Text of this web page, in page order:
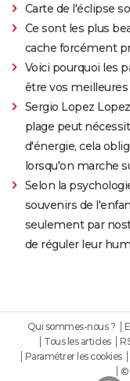
Carte de l'éclipse
Ce sont les plus
cache forcément
Voici pourquoi les
être vos meilleures
Sergio Lopez
plage peut
d'énergie, cela
lorsqu'on marche
Selon la
souvenirs de
seulement par
de réguler leur
Qui sommes-nous ?
Tous les articles
Paramétrer les cookies
©